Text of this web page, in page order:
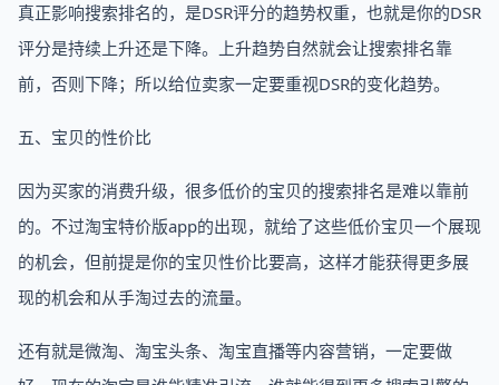
真正影响搜索排名的，是DSR评分的趋势权重，也就是你的DSR
评分是持续上升还是下降。上升趋势自然就会让搜索排名靠
前，否则下降；所以给位卖家一定要重视DSR的变化趋势。
五、宝贝的性价比
因为买家的消费升级，很多低价的宝贝的搜索排名是难以靠前
的。不过淘宝特价版app的出现，就给了这些低价宝贝一个展现
的机会，但前提是你的宝贝性价比要高，这样才能获得更多展
现的机会和从手淘过去的流量。
还有就是微淘、淘宝头条、淘宝直播等内容营销，一定要做